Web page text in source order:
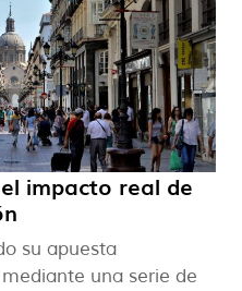
impacto real de
su apuesta
una serie de